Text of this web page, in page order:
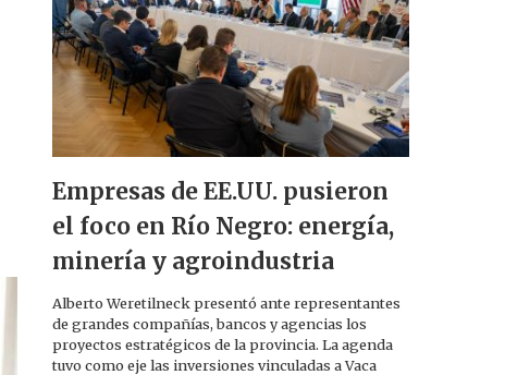
Empresas de EE.UU. pusieron
el foco en Río Negro: energía,
minería y agroindustria
Alberto Weretilneck presentó ante representantes
de grandes compañías, bancos y agencias los
proyectos estratégicos de la provincia. La agenda
tuvo como eje las inversiones vinculadas a Vaca